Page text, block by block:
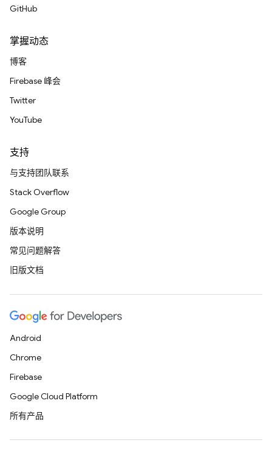
GitHub
掌握动态
博客
Firebase 峰会
Twitter
YouTube
支持
与支持团队联系
Stack Overflow
Google Group
版本说明
常见问题解答
旧版文档
Android
Chrome
Firebase
Google Cloud Platform
所有产品